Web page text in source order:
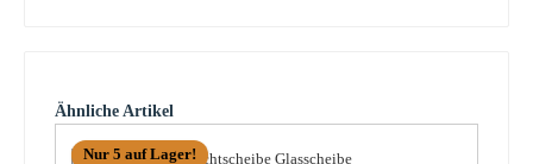
Produktgalerie überspringen
Ähnliche Artikel
Nur 5 auf Lager!